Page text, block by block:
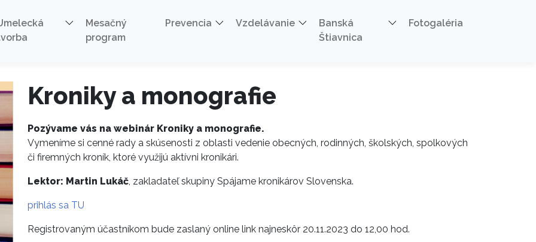
Mesačný
program
Prevencia Vzdelávanie
Banská
Štiavnica
Fotogaléria
Kroniky a monografie
Pozývame vás na webinár Kroniky a monografie.
Vymeníme si cenné rady a skúsenosti z oblasti vedenie obecných, rodinných, školských, spolkových
či firemných kroník, ktoré využijú aktívni kronikári.
Lektor: Martin Lukáč, zakladateľ skupiny Spájame kronikárov Slovenska.
prihlás sa TU
Registrovaným účastníkom bude zaslaný online link najneskôr 20.11.2023 do 12,00 hod.